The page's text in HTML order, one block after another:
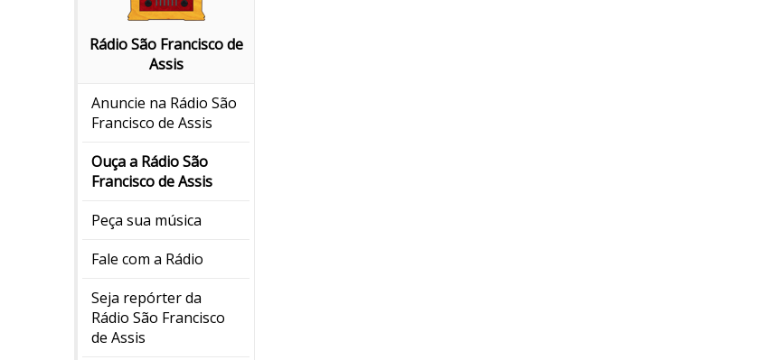
Rádio São Francisco de
Assis
Anuncie na Rádio São
Francisco de Assis
Ouça a Rádio São
Francisco de Assis
Peça sua música
Fale com a Rádio
Seja repórter da
Rádio São Francisco
de Assis